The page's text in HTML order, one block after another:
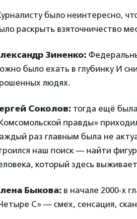
было неинтересно,
раскрыть взяточничество
Зиненко:
было ехать в глубинку И
людях.
Соколов: тогда ещё
правды»
раз главным была не
наш поиск — найти
который здесь
Быкова: в начале 2000-х
С» — смех, сенсация,